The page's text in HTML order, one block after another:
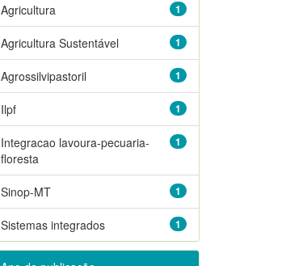
1
Agricultura
1
Agricultura Sustentável
1
Agrossilvipastoril
1
Ilpf
1
Integracao lavoura-pecuaria-
floresta
1
Sinop-MT
1
Sistemas integrados